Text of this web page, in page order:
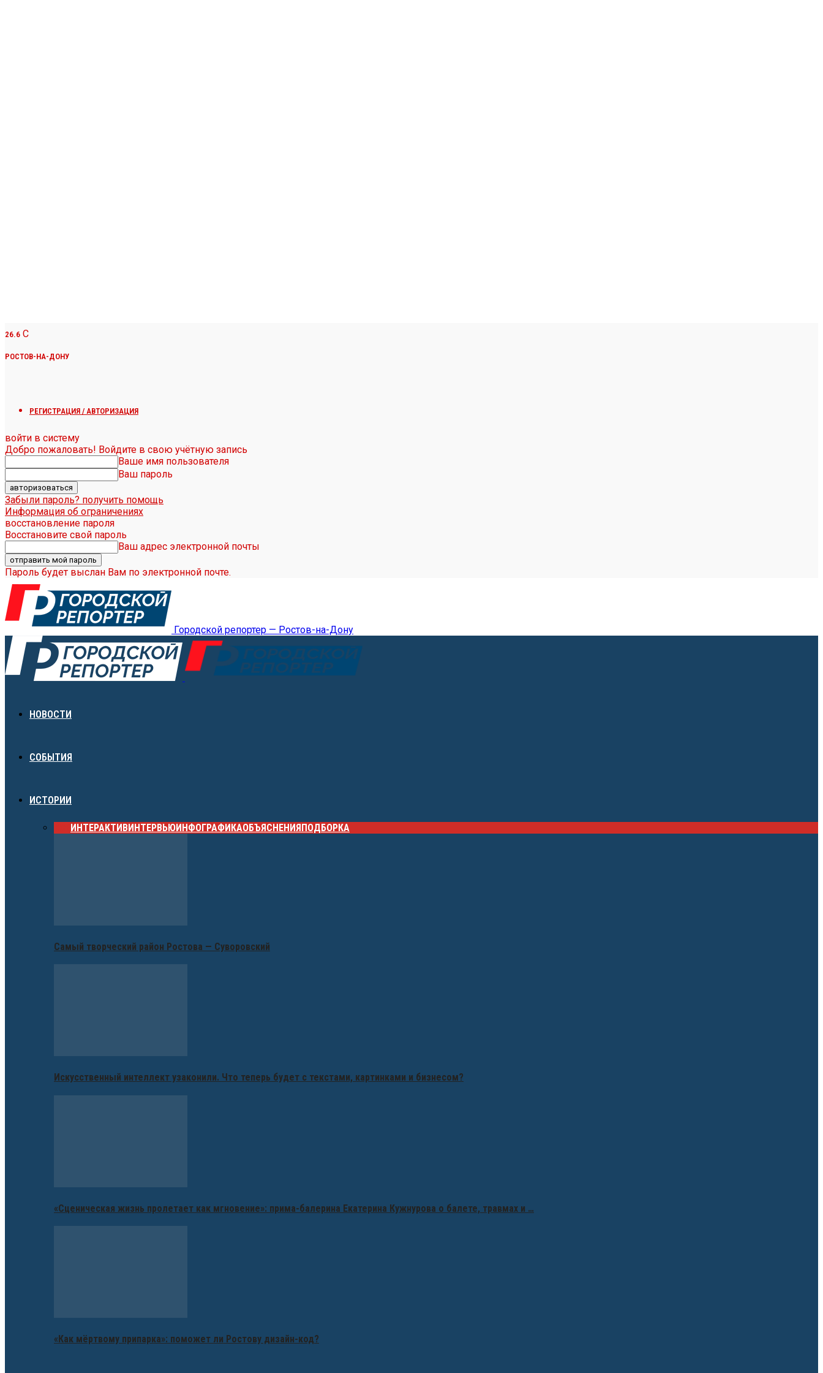
26.6 C
РОСТОВ-НА-ДОНУ
РЕГИСТРАЦИЯ / АВТОРИЗАЦИЯ
войти в систему
Добро пожаловать! Войдите в свою учётную запись
Ваше имя пользователя
Ваш пароль
Забыли пароль? получить помощь
Информация об ограничениях
восстановление пароля
Восстановите свой пароль
Ваш адрес электронной почты
Пароль будет выслан Вам по электронной почте.
Городской репортер — Ростов-на-Дону
НОВОСТИ
СОБЫТИЯ
ИСТОРИИ
ИНТЕРАКТИВИНТЕРВЬЮИНФОГРАФИКАОБЪЯСНЕНИЯПОДБОРКА
Самый творческий район Ростова — Суворовский
Искусственный интеллект узаконили. Что теперь будет с текстами, картинками и бизнесом?
«Сценическая жизнь пролетает как мгновение»: прима-балерина Екатерина Кужнурова о балете, травмах и …
«Как мёртвому припарка»: поможет ли Ростову дизайн-код?